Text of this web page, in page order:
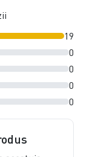
19
0
0
0
0